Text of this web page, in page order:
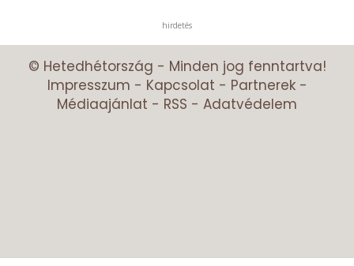
hirdetés
© Hetedhétország - Minden jog fenntartva!
Impresszum - Kapcsolat - Partnerek-
Médiaajánlat - RSS - Adatvédelem